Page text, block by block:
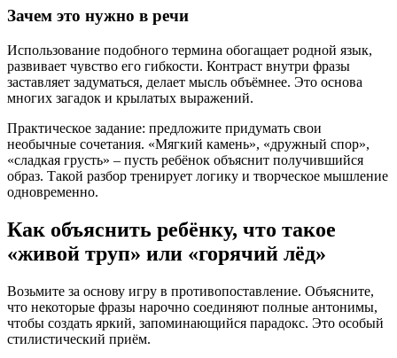
Зачем это нужно в речи
Использование подобного термина обогащает родной язык,
развивает чувство его гибкости. Контраст внутри фразы
заставляет задуматься, делает мысль объёмнее. Это основа
многих загадок и крылатых выражений.
Практическое задание: предложите придумать свои
необычные сочетания. «Мягкий камень», «дружный спор»,
«сладкая грусть» – пусть ребёнок объяснит получившийся
образ. Такой разбор тренирует логику и творческое мышление
одновременно.
Как объяснить ребёнку, что такое
«живой труп» или «горячий лёд»
Возьмите за основу игру в противопоставление. Объясните,
что некоторые фразы нарочно соединяют полные антонимы,
чтобы создать яркий, запоминающийся парадокс. Это особый
стилистический приём.